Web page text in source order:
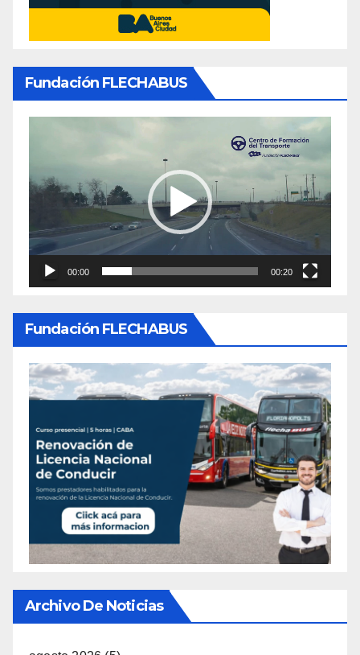
Fundación FLECHABUS
video
00:00 00:20
Fundación FLECHABUS
Archivo De Noticias